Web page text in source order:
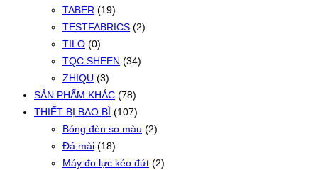
TABER (19)
TESTFABRICS (2)
TILO (0)
TQC SHEEN (34)
ZHIQU (3)
SẢN PHẨM KHÁC (78)
THIẾT BỊ BAO BÌ (107)
Bóng đèn so màu (2)
Đá mài (18)
Máy đo lực kéo đứt (2)